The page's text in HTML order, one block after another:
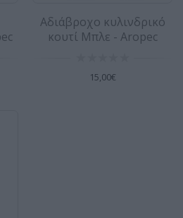
Aropec
σάκος με ιμάντα μέσης 3L
Αδιάβροχο κυλινδρικό
κουτί Μπλε - Aropec
15,00€